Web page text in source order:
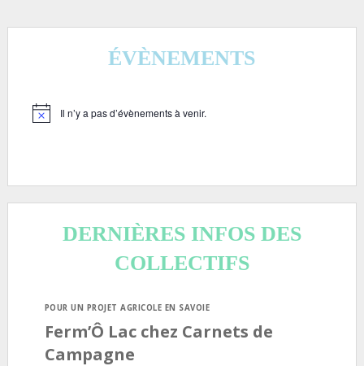
ÉVÈNEMENTS
Notice Il n’y a pas d’évènements à venir.
DERNIÈRES INFOS DES
COLLECTIFS
POUR UN PROJET AGRICOLE EN SAVOIE
Ferm’Ô Lac chez Carnets de
Campagne